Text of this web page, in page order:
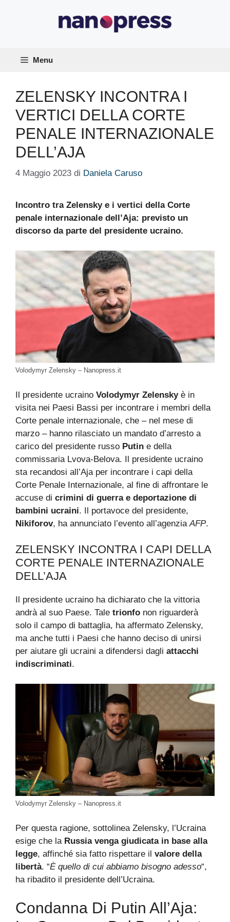
Menu
ZELENSKY INCONTRA I
VERTICI DELLA CORTE
PENALE INTERNAZIONALE
DELL’AJA
4 Maggio 2023 di Daniela Caruso
Incontro tra Zelensky e i vertici della Corte
penale internazionale dell’Aja: previsto un
discorso da parte del presidente ucraino.
Volodymyr Zelensky – Nanopress.it
Il presidente ucraino Volodymyr Zelenskyè in
visita nei Paesi Bassi per incontrare i membri della
Corte penale internazionale, che – nel mese di
marzo – hanno rilasciato un mandato d’arresto a
carico del presidente russo Putin e della
commissaria Lvova-Belova. Il presidente ucraino
sta recandosi all’Aja per incontrare i capi della
Corte Penale Internazionale, al fine di affrontare le
accuse di crimini di guerra e deportazione di
bambini ucraini. Il portavoce del presidente,
Nikiforov, ha annunciato l’evento all’agenzia AFP.
ZELENSKY INCONTRA I CAPI DELLA
CORTE PENALE INTERNAZIONALE
DELL’AJA
Il presidente ucraino ha dichiarato che la vittoria
andrà al suo Paese. Tale trionfo non riguarderà
solo il campo di battaglia, ha affermato Zelensky,
ma anche tutti i Paesi che hanno deciso di unirsi
per aiutare gli ucraini a difendersi dagli attacchi
indiscriminati.
Volodymyr Zelensky – Nanopress.it
Per questa ragione, sottolinea Zelensky, l’Ucraina
esige che la Russia venga giudicata in base alla
legge, affinché sia fatto rispettare il valore della
libertà. “È quello di cui abbiamo bisogno adesso“,
ha ribadito il presidente dell’Ucraina.
Condanna Di Putin All’Aja: